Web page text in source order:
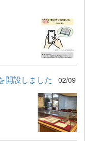
開設しました 02/09